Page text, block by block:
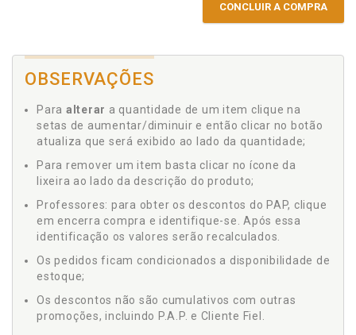
CONCLUIR A COMPRA
OBSERVAÇÕES
Para alterar a quantidade de um item clique na
setas de aumentar/diminuir e então clicar no botão
atualiza que será exibido ao lado da quantidade;
Para remover um item basta clicar no ícone da
lixeira ao lado da descrição do produto;
Professores: para obter os descontos do PAP, clique
em encerra compra e identifique-se. Após essa
identificação os valores serão recalculados.
Os pedidos ficam condicionados a disponibilidade de
estoque;
Os descontos não são cumulativos com outras
promoções, incluindo P.A.P. e Cliente Fiel.